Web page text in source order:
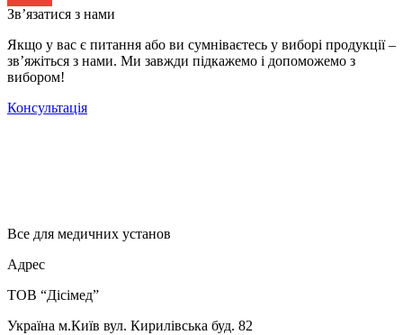
Зв’язатися з нами
Якщо у вас є питання або ви сумніваєтесь у виборі продукції –
зв’яжіться з нами. Ми завжди підкажемо і допоможемо з
вибором!
Консультація
Все для медичних установ
Адрес
ТОВ “Дісімед”
Україна м.Київ вул. Кирилівська буд. 82